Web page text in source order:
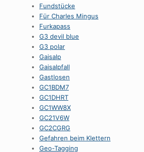
Fundstücke
Für Charles Mingus
Furkapass
G3 devil blue
G3 polar
Gaisalp
Gaisalpfall
Gastlosen
GC1BDM7
GC1DHRT
GC1WW8X
GC21V6W
GC2CGRG
Gefahren beim Klettern
Geo-Tagging